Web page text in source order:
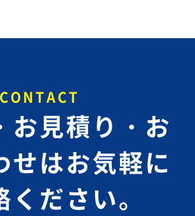
CONTACT
お見積り・お
せはお気軽に
ください。